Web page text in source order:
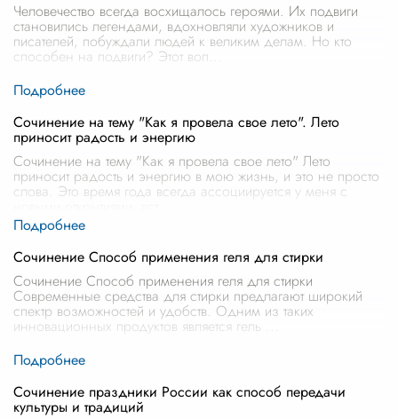
Человечество всегда восхищалось героями. Их подвиги
становились легендами, вдохновляли художников и
писателей, побуждали людей к великим делам. Но кто
способен на подвиги? Этот воп
Сочинение на тему "Как я провела свое лето". Лето
приносит радость и энергию
Сочинение на тему "Как я провела свое лето" Лето
приносит радость и энергию в мою жизнь, и это не просто
слова. Это время года всегда ассоциируется у меня с
Сочинение Способ применения геля для стирки
Сочинение Способ применения геля для стирки
Современные средства для стирки предлагают широкий
спектр возможностей и удобств. Одним из таких
инновационных продуктов является гель
Сочинение праздники России как способ передачи
культуры и традиций